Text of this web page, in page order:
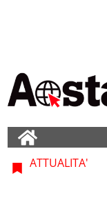
ATTUALITA'